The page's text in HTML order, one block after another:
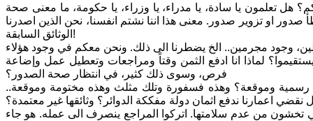
تعلمون يا سادة، يا مدراء، يا وزراء، يا حكومة، ما معنى صحة
او تزوير صدور. معنى هذا اننا نشتم انفسنا، نحن الذين اصدرنا
الوثائق السابقة!
لماذا انا ادفع الثمن وقتاً ومراجعات وتعطيل عمل وإضاعة
فرص، وسوى ذلك كثير، في انتظار صحة الصدور؟
رسمية وموقعة؟ وهذه فسفورة وتلك مثلث وهذه مختومة وموقعة..
نقضي اعمارنا ندفع اثمان دولة مفككة الدوائر؟ وثائقها غير معتمدة؟
تخشون من عدم سلامتها. اتركوا المراجع ينصرف الى عمله. هو جاء